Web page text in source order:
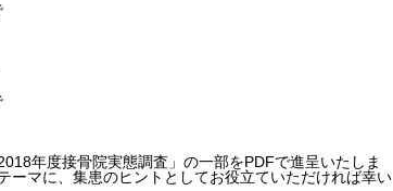
年度接骨院実態調査」の一部をPDFで進呈いたしま
ーマに、集患のヒントとしてお役立ていただければ幸い